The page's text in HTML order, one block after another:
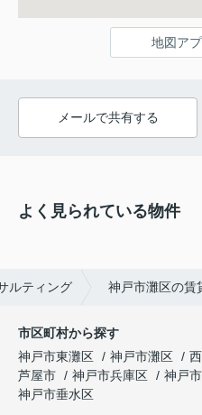
地図ア
メールで共有する
よく見られている物件
ルティング 神戸市灘区の賃
市区町村から探す
神戸市東灘区
神戸市灘区
芦屋市
神戸市兵庫区 神戸
神戸市垂水区